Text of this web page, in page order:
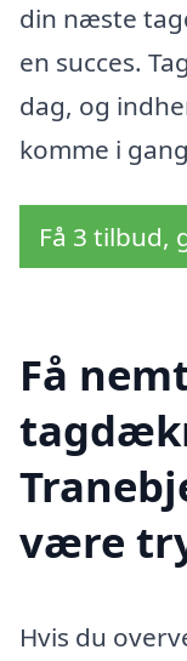
din næste
en succes.
dag, og
komme i
Få 3 tilbud,
Få
være
Hvis du